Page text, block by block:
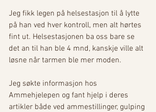
Jeg fikk legen på helsestasjon til å lytte
på han ved hver kontroll, men alt hørtes
fint ut. Helsestasjonen ba oss bare se
det an til han ble 4 mnd, kanskje ville alt
løsne når tarmen ble mer moden.
Jeg søkte informasjon hos
Ammehjelepen og fant hjelp i deres
artikler både ved ammestillinger, gulping